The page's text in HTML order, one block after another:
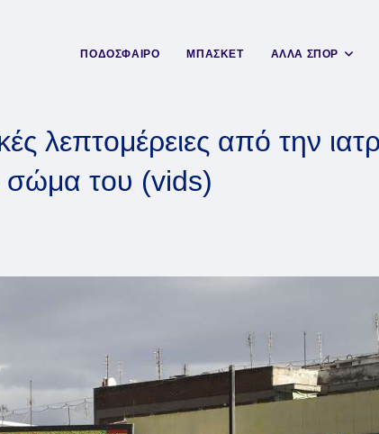
ΠΟΔΟΣΦΑΙΡΟ ΜΠΑΣΚΕΤ ΑΛΛΑ ΣΠΟΡ
λεπτομέρειες από την
του (vids)